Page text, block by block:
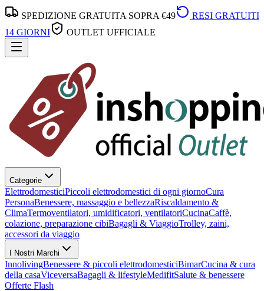
SPEDIZIONE GRATUITA SOPRA €49
RESI GRATUITI
14 GIORNI
OUTLET UFFICIALE
Categorie
ElettrodomesticiPiccoli elettrodomestici di ogni giornoCura
PersonaBenessere, massaggio e bellezzaRiscaldamento &
ClimaTermoventilatori, umidificatori, ventilatoriCucinaCaffè,
colazione, preparazione cibiBagagli & ViaggioTrolley, zaini,
accessori da viaggio
I Nostri Marchi
InnolivingBenessere & piccoli elettrodomesticiBimarCucina & cura
della casaViceversaBagagli & lifestyleMedifitSalute & benessere
Offerte Flash